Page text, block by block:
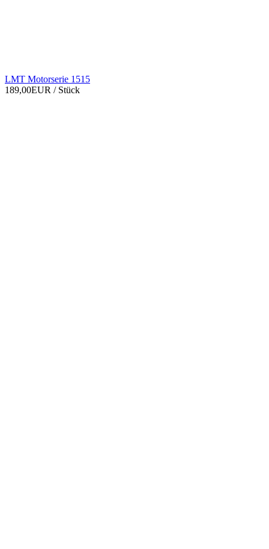
LMT Motorserie 1515
189,00EUR / Stück